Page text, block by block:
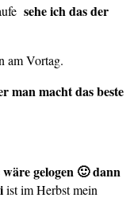
sehe ich das der
am Vortag.
man macht das beste
gelogen 🙂 dann
ist im Herbst mein